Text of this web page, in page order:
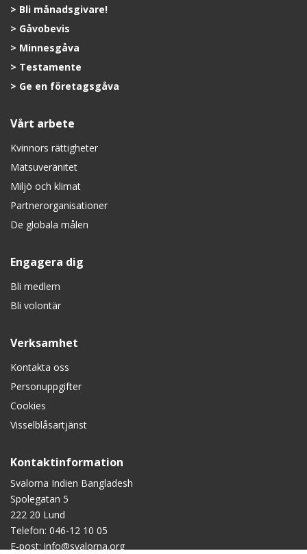
Bli månadsgivare!
Gåvobevis
Minnesgåva
Testamente
Ge en företagsgåva
Vårt arbete
Kvinnors rättigheter
Matsuveränitet
Miljö och klimat
Partnerorganisationer
De globala målen
Engagera dig
Bli medlem
Bli volontär
Verksamhet
Kontakta oss
Personuppgifter
Cookies
Visselblåsartjänst
Kontaktinformation
Svalorna Indien Bangladesh
Spolegatan 5
222 20 Lund
Telefon: 046-12 10 05
E-post:info@svalorna.org